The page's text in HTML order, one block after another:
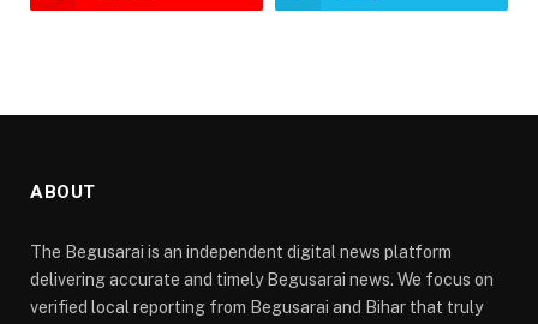
ABOUT
The Begusarai is an independent digital news platform
delivering accurate and timely Begusarai news. We focus on
verified local reporting from Begusarai and Bihar that truly